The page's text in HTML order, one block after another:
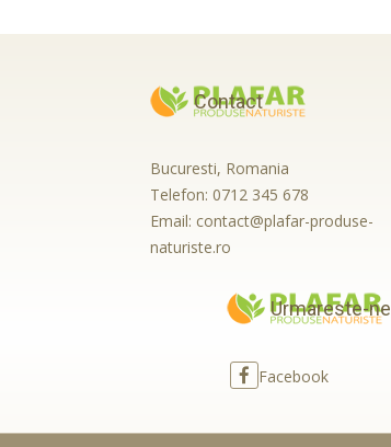
Contact
Bucuresti, Romania
Telefon: 0712 345 678
Email: contact@plafar-produse-
naturiste.ro
Urmareste-ne
Facebook